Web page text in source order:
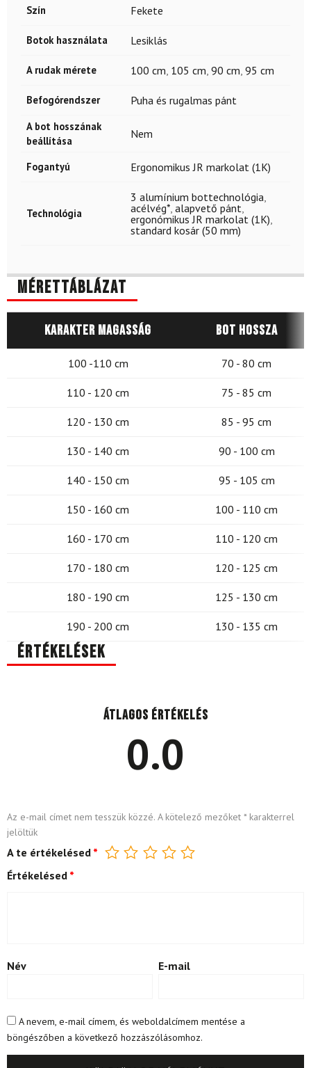
Szín Fekete
Botok használata Lesiklás
A rudak mérete 100 cm 105 cm 90 cm 95 cm
Befogórendszer Puha és rugalmas pánt
A bot hosszának
beállítása
Nem
Fogantyú Ergonomikus JR markolat (1K)
Technológia
3 alumínium bottechnológia
acélvég* alapvető pánt
ergonómikus JR markolat (1K)
standard kosár (50 mm)
Mérettáblázat
Karakter magasság Bot hossza
100 -110 cm 70 - 80 cm
110 - 120 cm 75 - 85 cm
120 - 130 cm 85 - 95 cm
130 - 140 cm 90 - 100 cm
140 - 150 cm 95 - 105 cm
150 - 160 cm 100 - 110 cm
160 - 170 cm 110 - 120 cm
170 - 180 cm 120 - 125 cm
180 - 190 cm 125 - 130 cm
190 - 200 cm 130 - 135 cm
Értékelések
Átlagos értékelés
0.0
Az e-mail címet nem tesszük közzé. A kötelező mezőket *karakterrel
jelöltük
A te értékelésed *
Értékelésed *
Név E-mail
A nevem, e-mail címem, és weboldalcímem mentése a
böngészőben a következő hozzászólásomhoz.